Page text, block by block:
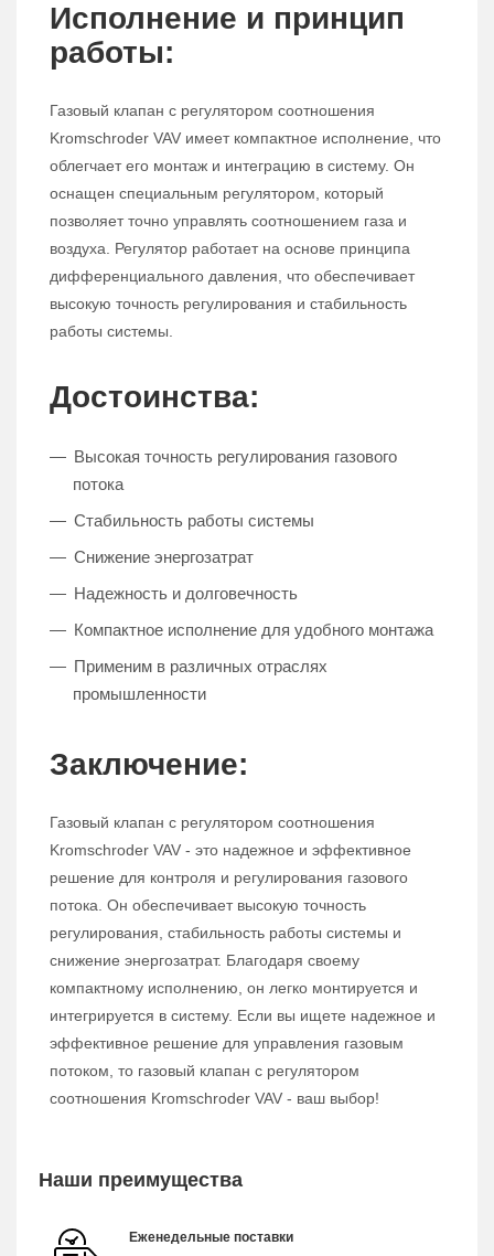
Исполнение и принцип
работы:
Газовый клапан с регулятором соотношения
Kromschroder VAV имеет компактное исполнение, что
облегчает его монтаж и интеграцию в систему. Он
оснащен специальным регулятором, который
позволяет точно управлять соотношением газа и
воздуха. Регулятор работает на основе принципа
дифференциального давления, что обеспечивает
высокую точность регулирования и стабильность
работы системы.
Достоинства:
Высокая точность регулирования газового
потока
Стабильность работы системы
Снижение энергозатрат
Надежность и долговечность
Компактное исполнение для удобного монтажа
Применим в различных отраслях
промышленности
Заключение:
Газовый клапан с регулятором соотношения
Kromschroder VAV - это надежное и эффективное
решение для контроля и регулирования газового
потока. Он обеспечивает высокую точность
регулирования, стабильность работы системы и
снижение энергозатрат. Благодаря своему
компактному исполнению, он легко монтируется и
интегрируется в систему. Если вы ищете надежное и
эффективное решение для управления газовым
потоком, то газовый клапан с регулятором
соотношения Kromschroder VAV - ваш выбор!
Наши преимущества
Еженедельные поставки